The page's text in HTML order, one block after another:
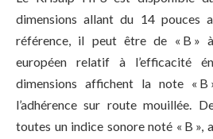
dimensions allant du 14 pouces
référence, il peut être de « B » à
européen relatif à l’efficacité
dimensions affichent la note «
l’adhérence sur route mouillée.
toutes un indice sonore noté « B »,